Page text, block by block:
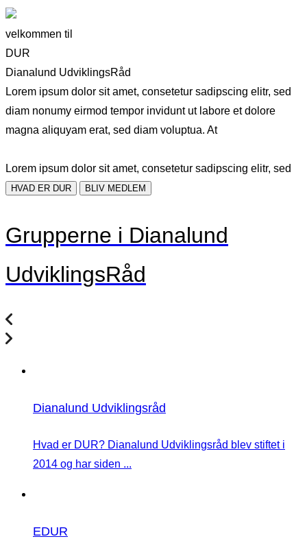
velkommen til
DUR
Dianalund UdviklingsRåd
Lorem ipsum dolor sit amet, consetetur sadipscing elitr, sed
diam nonumy eirmod tempor invidunt ut labore et dolore
magna aliquyam erat, sed diam voluptua. At
Lorem ipsum dolor sit amet, consetetur sadipscing elitr, sed
HVAD ER DUR BLIV MEDLEM
Grupperne i Dianalund
UdviklingsRåd
Dianalund Udviklingsråd
Hvad er DUR? Dianalund Udviklingsråd blev stiftet i
2014 og har siden ...
EDUR